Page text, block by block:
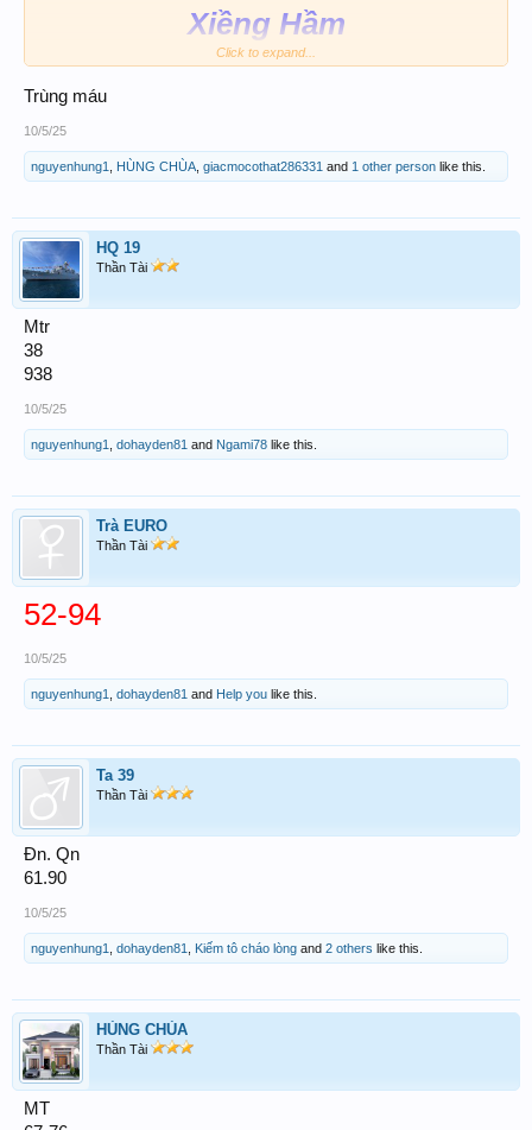
Xiềng Hầm
Click to expand...
Trùng máu
10/5/25
nguyenhung1 HÙNG CHÙA giacmocothat286331 and 1 other person like this.
HQ 19
Thần Tài
Mtr
38
938
10/5/25
nguyenhung1 dohayden81 and Ngami78 like this.
Trà EURO
Thần Tài
52-94
10/5/25
nguyenhung1 dohayden81 and Help you like this.
Ta 39
Thần Tài
Đn. Qn
61.90
10/5/25
nguyenhung1 dohayden81 Kiếm tô cháo lòng and 2 others like this.
HÙNG CHÙA
Thần Tài
MT